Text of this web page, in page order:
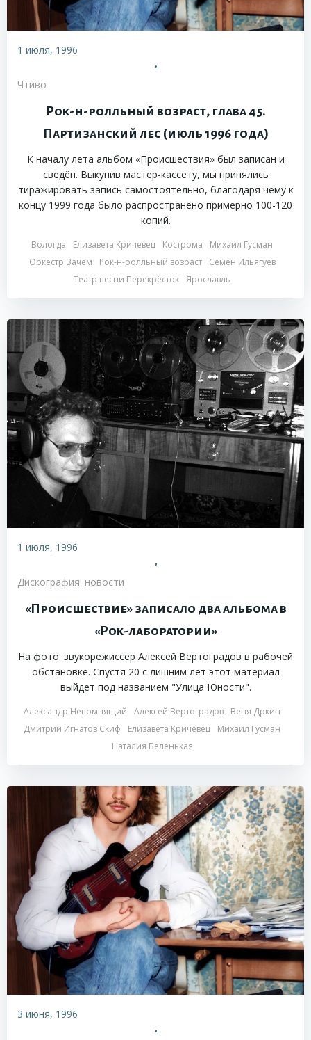
1 июля, 1996
•
Чтиво
Рок-н-ролльный возраст, глава 45.
Партизанский лес (июль 1996 года)
К началу лета альбом «Происшествия» был записан и
сведён. Выкупив мастер-кассету, мы принялись
тиражировать запись самостоятельно, благодаря чему к
концу 1999 года было распространено примерно 100-120
копий.
Вологда Елизавета Кричевец Кострома
Михаил Гусман
Оркестр Зачем
Рок-н-ролльный возраст
Семён Ильягуев
Театр песни Перекрёсток Ярославль
1 июля, 1996
•
Дискография: новости
«Происшествие» записало два альбома в
«Рок-лаборатории»
На фото: звукорежиссёр Алексей Вертоградов в рабочей
обстановке. Спустя 20 с лишним лет этот материал
выйдет под названием "Улица Юности".
Александр Непомнящий Алексей Вертоградов
Веня Дркин
Дмитрий Игнатов Скиф
Елизавета Кричевец
Михаил Гусман
Наталия Беленькая
3 июня, 1996
•